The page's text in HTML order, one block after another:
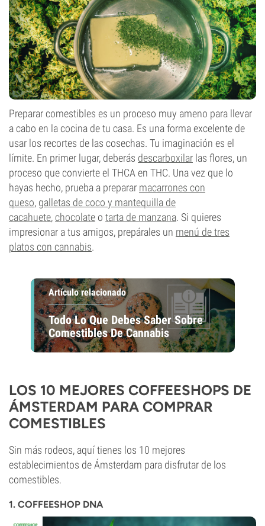
Preparar comestibles es un proceso muy ameno para llevar
a cabo en la cocina de tu casa. Es una forma excelente de
usar los recortes de las cosechas. Tu imaginación es el
límite. En primer lugar, deberás descarboxilar las flores, un
proceso que convierte el THCA en THC. Una vez que lo
hayas hecho, prueba a preparar macarrones con
queso, galletas de coco y mantequilla de
cacahuete,chocolate o tarta de manzana. Si quieres
impresionar a tus amigos, prepárales un menú de tres
platos con cannabis.
Artículo relacionado
Todo Lo Que Debes Saber Sobre
Comestibles De Cannabis
LOS 10 MEJORES COFFEESHOPS DE
ÁMSTERDAM PARA COMPRAR
COMESTIBLES
Sin más rodeos, aquí tienes los 10 mejores
establecimientos de Ámsterdam para disfrutar de los
comestibles.
1. COFFEESHOP DNA